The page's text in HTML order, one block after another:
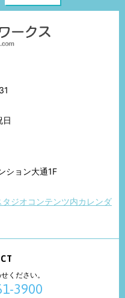
日
ション大通1F
タジオコンテンツ内カレンダ
ください。
3900